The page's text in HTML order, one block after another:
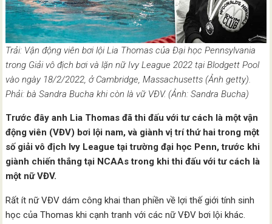
Trải: Vận động viên bơi lội Lia Thomas của Đại học Pennsylvania
trong Giải vô địch bơi và lặn nữ Ivy League 2022 tại Blodgett Pool
vào ngày 18/2/2022, ở Cambridge, Massachusetts (Ảnh getty).
Phải: bà Sandra Bucha khi còn là vữ VĐV. (Ảnh: Sandra Bucha)
Trước đây anh Lia Thomas đã thi đấu với tư cách là một vận
động viên (VĐV) bơi lội nam, và giành vị trí thứ hai trong một
số giải vô địch Ivy League tại trường đại học Penn, trước khi
giành chiến thắng tại NCAAs trong khi thi đấu với tư cách là
một nữ VĐV.
Rất ít nữ VĐV dám công khai than phiền về lợi thế giới tính sinh
học của Thomas khi cạnh tranh với các nữ VĐV bơi lội khác.